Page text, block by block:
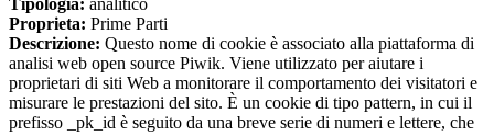
Tipologia: analitico
Proprieta: Prime Parti
Descrizione: Questo nome di cookie è associato alla piattaforma di
analisi web open source Piwik. Viene utilizzato per aiutare i
proprietari di siti Web a monitorare il comportamento dei visitatori e
misurare le prestazioni del sito. È un cookie di tipo pattern, in cui il
prefisso _pk_id è seguito da una breve serie di numeri e lettere, che